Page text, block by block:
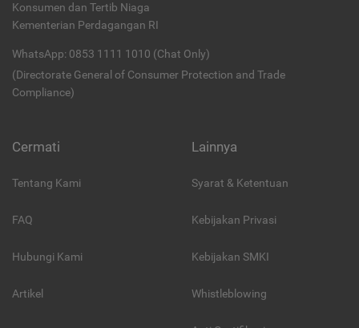
Konsumen dan Tertib Niaga
Kementerian Perdagangan RI
WhatsApp: 0853 1111 1010 (Chat Only)
(Directorate General of Consumer Protection and Trade
Compliance)
Cermati
Tentang Kami
FAQ
Hubungi Kami
Artikel
Lainnya
Syarat & Ketentuan
Kebijakan Privasi
Kebijakan SMKI
Whistleblowing